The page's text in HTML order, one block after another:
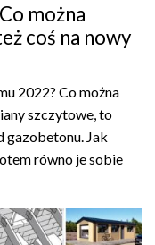
można
coś na nowy
2022? Co można
szczytowe, to
gazobetonu. Jak
równo je sobie